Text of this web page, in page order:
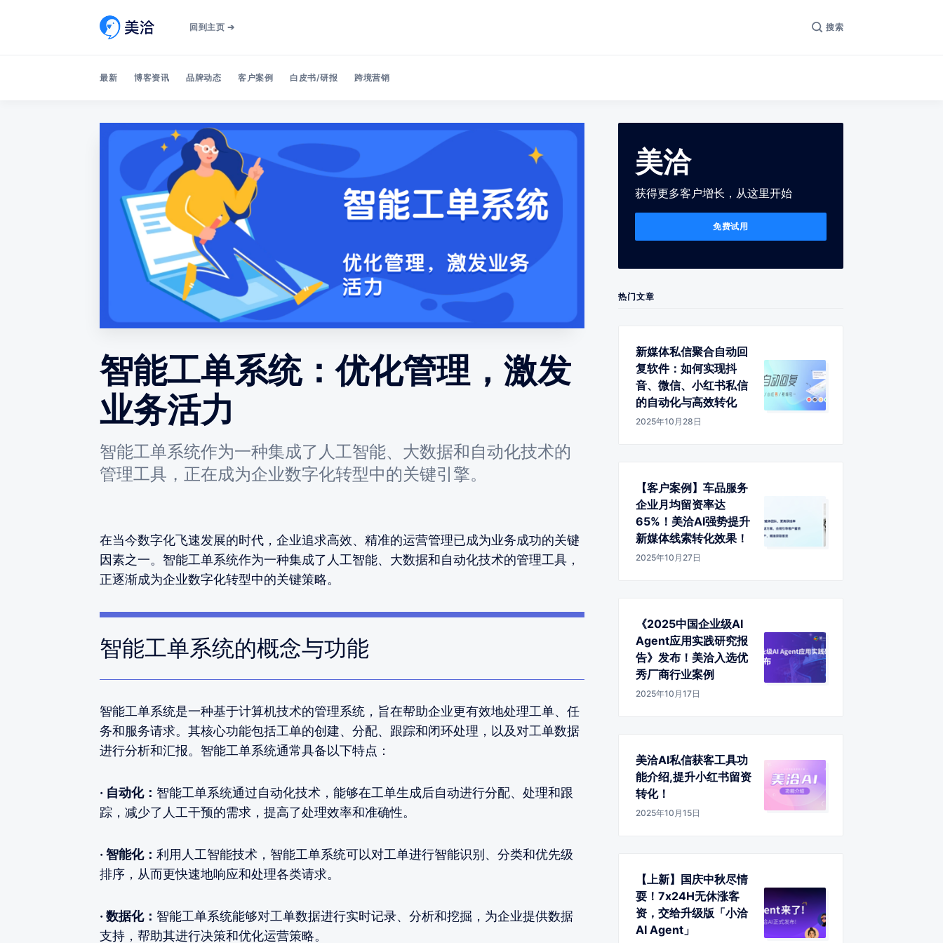
回到主页 ➔ 搜索
Search 美洽博客
最新 博客资讯 品牌动态 客户案例 白皮书/研报 跨境营销
智能工单系统：优化管理，激发
业务活力
智能工单系统作为一种集成了人工智能、大数据和自动化技术的
管理工具，正在成为企业数字化转型中的关键引擎。
在当今数字化飞速发展的时代，企业追求高效、精准的运营管理已成为业务成功的关键
因素之一。智能工单系统作为一种集成了人工智能、大数据和自动化技术的管理工具，
正逐渐成为企业数字化转型中的关键策略。
智能工单系统的概念与功能
智能工单系统是一种基于计算机技术的管理系统，旨在帮助企业更有效地处理工单、任
务和服务请求。其核心功能包括工单的创建、分配、跟踪和闭环处理，以及对工单数据
进行分析和汇报。智能工单系统通常具备以下特点：
· 自动化： 智能工单系统通过自动化技术，能够在工单生成后自动进行分配、处理和跟
踪，减少了人工干预的需求，提高了处理效率和准确性。
· 智能化： 利用人工智能技术，智能工单系统可以对工单进行智能识别、分类和优先级
排序，从而更快速地响应和处理各类请求。
· 数据化： 智能工单系统能够对工单数据进行实时记录、分析和挖掘，为企业提供数据
支持，帮助其进行决策和优化运营策略。
美洽
获得更多客户增长，从这里开始
免费试用
热门文章
新媒体私信聚合自动回
复软件：如何实现抖
音、微信、小红书私信
的自动化与高效转化
2025年10月28日
【客户案例】车品服务
企业月均留资率达
65%！美洽AI强势提升
新媒体线索转化效果！
2025年10月27日
《2025中国企业级AI
Agent应用实践研究报
告》发布！美洽入选优
秀厂商行业案例
2025年10月17日
美洽AI私信获客工具功
能介绍,提升小红书留资
转化！
2025年10月15日
【上新】国庆中秋尽情
耍！7x24H无休涨客
资，交给升级版「小洽
AI Agent」